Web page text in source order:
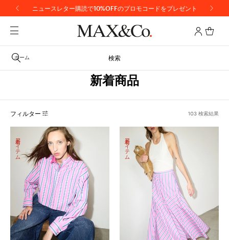
【重要】地震の影響による配送遅延について
検索
ホーム
新着商品
フィルター 103 検索結果
新着アイテム 新着アイテム